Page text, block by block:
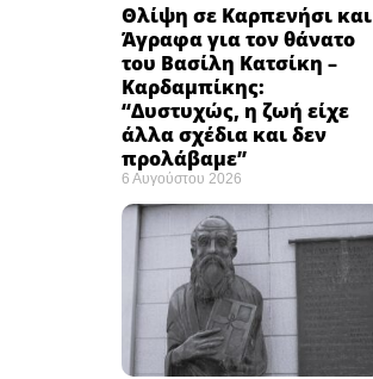
Θλίψη σε Καρπενήσι και
Άγραφα για τον θάνατο
του Βασίλη Κατσίκη –
Καρδαμπίκης:
“Δυστυχώς, η ζωή είχε
άλλα σχέδια και δεν
προλάβαμε”
6 Αυγούστου 2026